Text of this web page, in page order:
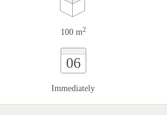
100 m2
06
Immediately